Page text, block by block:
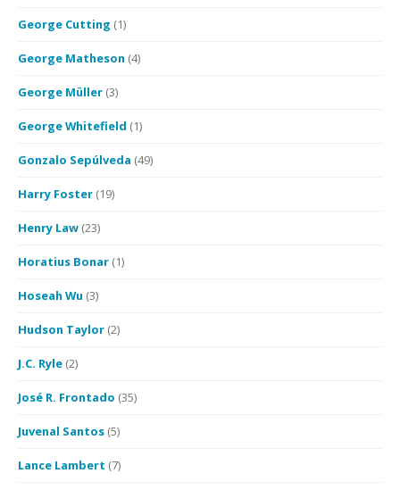
George Cutting (1)
George Matheson (4)
George Müller (3)
George Whitefield (1)
Gonzalo Sepúlveda (49)
Harry Foster (19)
Henry Law (23)
Horatius Bonar (1)
Hoseah Wu (3)
Hudson Taylor (2)
J.C. Ryle (2)
José R. Frontado (35)
Juvenal Santos (5)
Lance Lambert (7)